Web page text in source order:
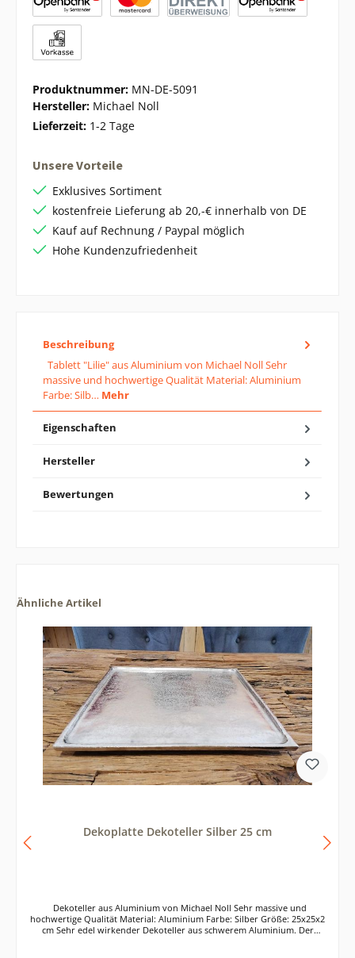
Produktnummer: MN-DE-5091
Hersteller: Michael Noll
Lieferzeit: 1-2 Tage
Unsere Vorteile
Exklusives Sortiment
kostenfreie Lieferung ab 20,-€ innerhalb von DE
Kauf auf Rechnung / Paypal möglich
Hohe Kundenzufriedenheit
Beschreibung
Tablett "Lilie" aus Aluminium von Michael Noll Sehr
massive und hochwertige Qualität Material: Aluminium
Farbe: Silb… Mehr
Eigenschaften
Hersteller
Bewertungen
Ähnliche Artikel
Dekoplatte Dekoteller Silber 25 cm
Dekoteller aus Aluminium von Michael Noll Sehr massive und
hochwertige Qualität Material: Aluminium Farbe: Silber Größe: 25x25x2
cm Sehr edel wirkender Dekoteller aus schwerem Aluminium. Der